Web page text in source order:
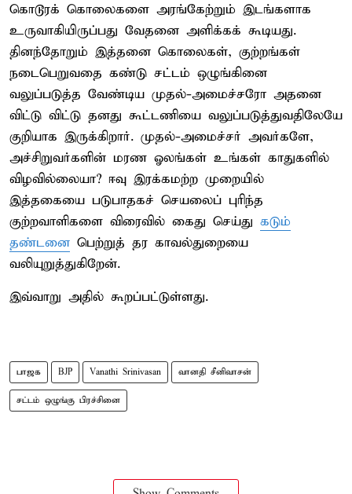
கொடூரக் கொலைகளை அரங்கேற்றும் இடங்களாக
உருவாகியிருப்பது வேதனை அளிக்கக் கூடியது.
தினந்தோறும் இத்தனை கொலைகள், குற்றங்கள்
நடைபெறுவதை கண்டு சட்டம் ஒழுங்கினை
வலுப்படுத்த வேண்டிய முதல்-அமைச்சரோ அதனை
விட்டு விட்டு தனது கூட்டணியை வலுப்படுத்துவதிலேயே
குறியாக இருக்கிறார். முதல்-அமைச்சர் அவர்களே,
அச்சிறுவர்களின் மரண ஓலங்கள் உங்கள் காதுகளில்
விழவில்லையா? ஈவு இரக்கமற்ற முறையில்
இத்தகையை படுபாதகச் செயலைப் புரிந்த
குற்றவாளிகளை விரைவில் கைது செய்து கடும்
தண்டனை பெற்றுத் தர காவல்துறையை
வலியுறுத்துகிறேன்.
இவ்வாறு அதில் கூறப்பட்டுள்ளது.
பாஜக BJP Vanathi Srinivasan வானதி சீனிவாசன்
சட்டம் ஒழுங்கு பிரச்சினை